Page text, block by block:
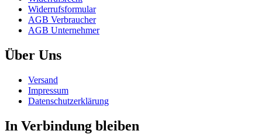
Widerrufs­formular
AGB Verbraucher
AGB Unternehmer
Über Uns
Versand
Impressum
Daten­schutz­erklärung
In Verbindung bleiben